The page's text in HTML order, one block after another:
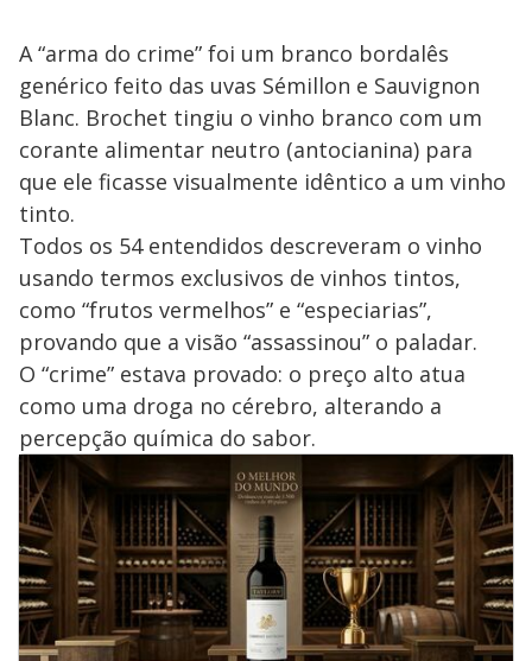
A “arma do crime” foi um branco bordalês
genérico feito das uvas Sémillon e Sauvignon
Blanc. Brochet tingiu o vinho branco com um
corante alimentar neutro (antocianina) para
que ele ficasse visualmente idêntico a um vinho
tinto.
Todos os 54 entendidos descreveram o vinho
usando termos exclusivos de vinhos tintos,
como “frutos vermelhos” e “especiarias”,
provando que a visão “assassinou” o paladar.
O “crime” estava provado: o preço alto atua
como uma droga no cérebro, alterando a
percepção química do sabor.